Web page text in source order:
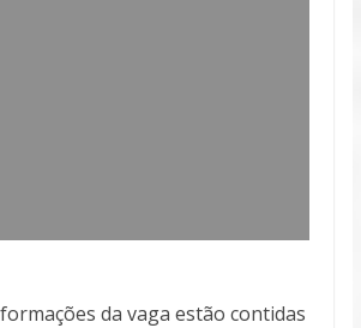
da vaga estão contidas